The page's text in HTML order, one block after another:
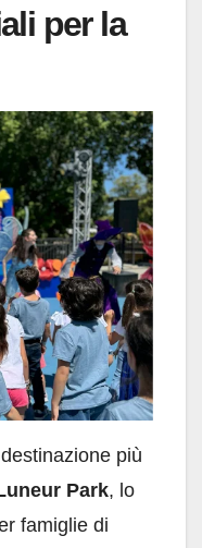
per la
più
Park, lo
famiglie di